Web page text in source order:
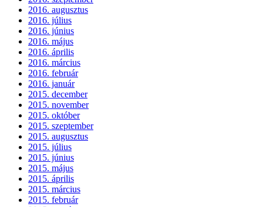
2016. augusztus
2016. július
2016. június
2016. május
2016. április
2016. március
2016. február
2016. január
2015. december
2015. november
2015. október
2015. szeptember
2015. augusztus
2015. július
2015. június
2015. május
2015. április
2015. március
2015. február